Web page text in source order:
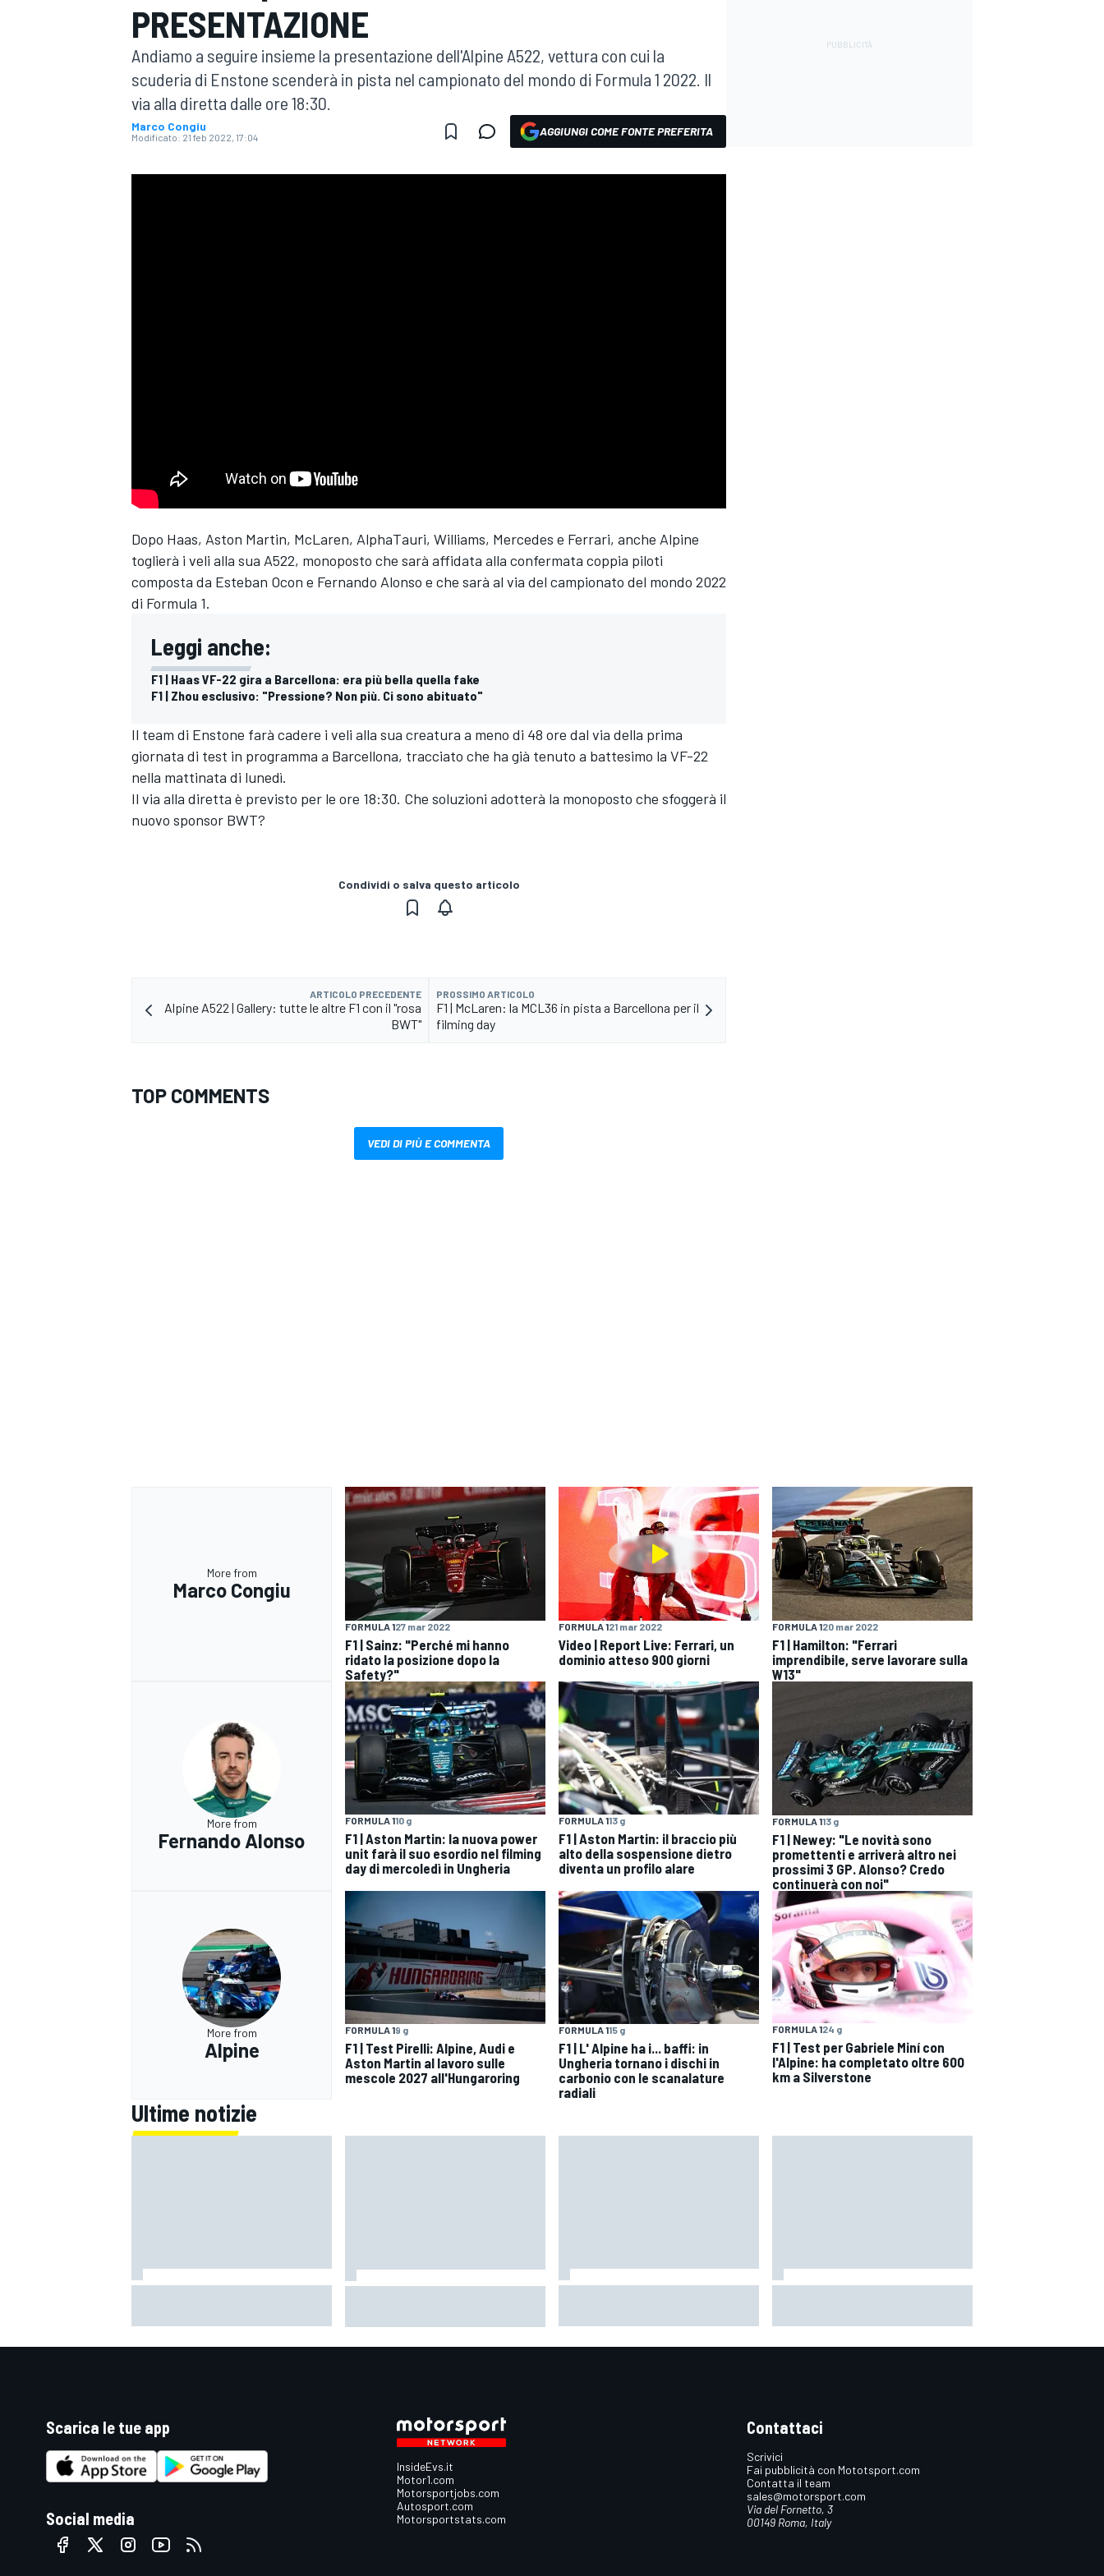
MOTOGP WEC
PRESENTAZIONE
Andiamo a seguire insieme la presentazione dell'Alpine A522, vettura con cui la
scuderia di Enstone scenderà in pista nel campionato del mondo di Formula 1 2022. Il
via alla diretta dalle ore 18:30.
Marco Congiu
Modificato: 21 feb 2022, 17:04 AGGIUNGI COME FONTE PREFERITA
Dopo Haas, Aston Martin, McLaren, AlphaTauri, Williams, Mercedes e Ferrari, anche Alpine
toglierà i veli alla sua A522, monoposto che sarà affidata alla confermata coppia piloti
composta da Esteban Ocon e Fernando Alonso e che sarà al via del campionato del mondo 2022
di Formula 1.
Leggi anche:
F1 | Haas VF-22 gira a Barcellona: era più bella quella fake
F1 | Zhou esclusivo: "Pressione? Non più. Ci sono abituato"
Il team di Enstone farà cadere i veli alla sua creatura a meno di 48 ore dal via della prima
giornata di test in programma a Barcellona, tracciato che ha già tenuto a battesimo la VF-22
nella mattinata di lunedì.
Il via alla diretta è previsto per le ore 18:30. Che soluzioni adotterà la monoposto che sfoggerà il
nuovo sponsor BWT?
Condividi o salva questo articolo
ARTICOLO PRECEDENTE
Alpine A522 | Gallery: tutte le altre F1 con il "rosa
BWT"
PROSSIMO ARTICOLO
F1 | McLaren: la MCL36 in pista a Barcellona per il
filming day
TOP COMMENTS
VEDI DI PIÙ E COMMENTA
More from
Marco Congiu
FORMULA 127 mar 2022
F1 | Sainz: "Perché mi hanno
ridato la posizione dopo la
Safety?"
FORMULA 121 mar 2022
Video | Report Live: Ferrari, un
dominio atteso 900 giorni
FORMULA 120 mar 2022
F1 | Hamilton: "Ferrari
imprendibile, serve lavorare sulla
W13"
More from
Fernando Alonso
FORMULA 110 g
F1 | Aston Martin: la nuova power
unit farà il suo esordio nel filming
day di mercoledì in Ungheria
FORMULA 113 g
F1 | Aston Martin: il braccio più
alto della sospensione dietro
diventa un profilo alare
FORMULA 113 g
F1 | Newey: "Le novità sono
promettenti e arriverà altro nei
prossimi 3 GP. Alonso? Credo
continuerà con noi"
More from
Alpine
FORMULA 19 g
F1 | Test Pirelli: Alpine, Audi e
Aston Martin al lavoro sulle
mescole 2027 all'Hungaroring
FORMULA 115 g
F1 | L' Alpine ha i... baffi: in
Ungheria tornano i dischi in
carbonio con le scanalature
radiali
FORMULA 124 g
F1 | Test per Gabriele Miní con
l'Alpine: ha completato oltre 600
km a Silverstone
Ultime notizie
cui ora vado un po' peggio"
guidare un trapano da cantiere!"
Scarica le tue app
Social media
InsideEvs.it
Motor1.com
Motorsportjobs.com
Autosport.com
Motorsportstats.com
Contattaci
Scrivici
Fai pubblicità con Mototsport.com
Contatta il team
sales@motorsport.com
Via del Fornetto, 3
00149 Roma, Italy